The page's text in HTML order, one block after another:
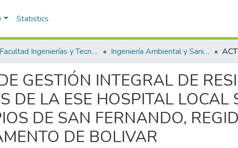
Statistics
Facultad Ingenierías y Tecnologías Ingeniería Ambiental y Sanitaria.
GESTIÓN INTEGRAL DE
DE LA ESE HOSPITAL LOCAL
DE SAN FERNANDO,
DE BOLIVAR